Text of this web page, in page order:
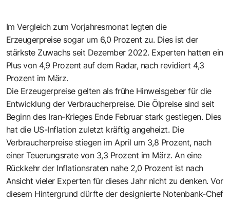
Im Vergleich zum Vorjahresmonat legten die
Erzeugerpreise sogar um 6,0 Prozent zu. Dies ist der
stärkste Zuwachs seit Dezember 2022. Experten hatten ein
Plus von 4,9 Prozent auf dem Radar, nach revidiert 4,3
Prozent im März.
Die Erzeugerpreise gelten als frühe Hinweisgeber für die
Entwicklung der Verbraucherpreise. Die Ölpreise sind seit
Beginn des Iran-Krieges Ende Februar stark gestiegen. Dies
hat die US-Inflation zuletzt kräftig angeheizt. Die
Verbraucherpreise stiegen im April um 3,8 Prozent, nach
einer Teuerungsrate von 3,3 Prozent im März. An eine
Rückkehr der Inflationsraten nahe 2,0 Prozent ist nach
Ansicht vieler Experten für dieses Jahr nicht zu denken. Vor
diesem Hintergrund dürfte der designierte Notenbank-Chef